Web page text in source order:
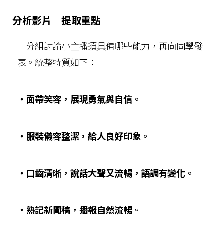
分析影片 提取重點
分組討論小主播須具備哪些能力，再向同學發
表。統整特質如下：
‧面帶笑容，展現勇氣與自信。
‧服裝儀容整潔，給人良好印象。
‧口齒清晰，說話大聲又流暢，語調有變化。
‧熟記新聞稿，播報自然流暢。